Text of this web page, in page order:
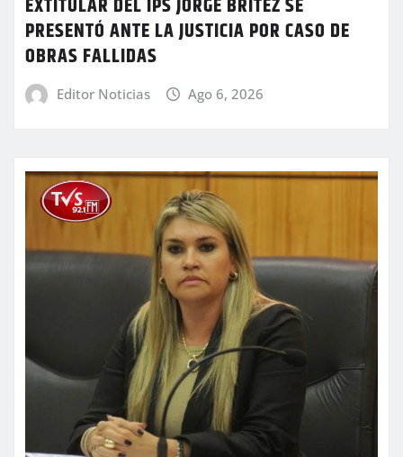
EXTITULAR DEL IPS JORGE BRÍTEZ SE
PRESENTÓ ANTE LA JUSTICIA POR CASO DE
OBRAS FALLIDAS
Editor Noticias Ago 6, 2026